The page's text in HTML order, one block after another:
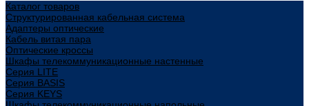
Каталог товаров
Структурированная кабельная система
Адаптеры оптические
Кабель витая пара
Оптические кроссы
Шкафы телекоммуникационные настенные
Cерия LITE
Cерия BASIS
Cерия KEYS